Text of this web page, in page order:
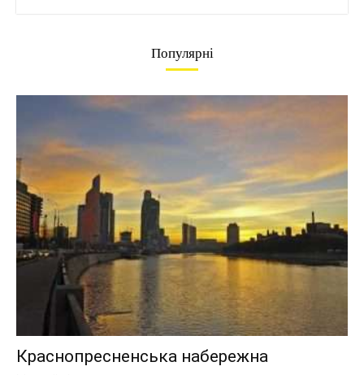
Популярні
Краснопресненська набережна